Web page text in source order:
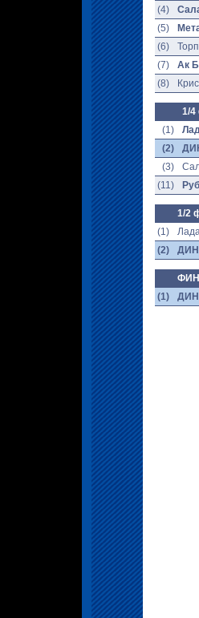
(4)
(5)
(6)
(7)
Ак
(8)
1/4
(1)
(2)
(3)
(11)
1/2
(1)
(2)
(1)